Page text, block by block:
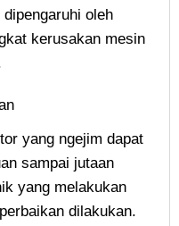
oleh
kerusakan mesin
yang ngejim dapat
sampai jutaan
yang melakukan
dilakukan.